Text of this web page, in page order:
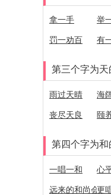
拿一手 举
罚一劝百 有
第三个字为天
雨过天晴 海
丧尽天良 颐
第四个字为和
一唱一和 心
远来的和尚会念
更